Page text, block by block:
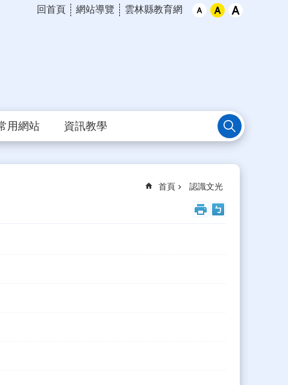
回首頁 網站導覽 雲林縣教育網
用網站 資訊教學
首頁 認識文光